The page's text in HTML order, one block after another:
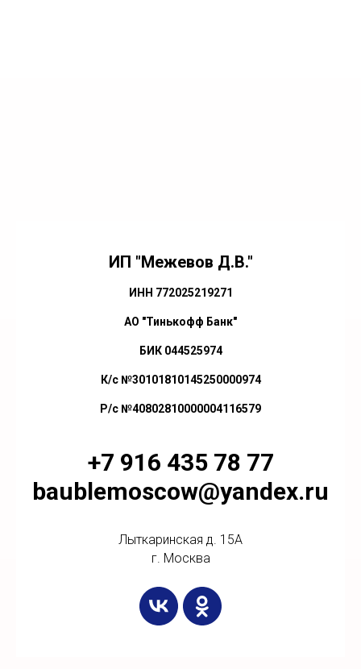
ИП "Межевов Д.В."
ИНН 772025219271
АО "Тинькофф Банк"
БИК 044525974
К/с №30101810145250000974
Р/с №40802810000004116579
+7 916 435 78 77
baublemoscow@yandex.ru
Лыткаринская д. 15А
г. Москва